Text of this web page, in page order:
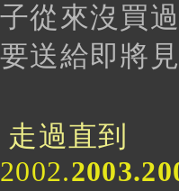
子從來沒買
要送給即將
走過直到
2002.